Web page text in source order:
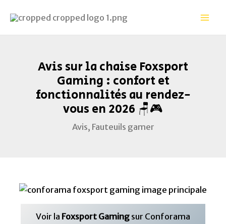
contenu
Avis sur la chaise Foxsport
Gaming : confort et
fonctionnalités au rendez-
vous en 2026 🪑🎮
Avis, Fauteuils gamer
Voir la Foxsport Gaming sur Conforama
des
articles